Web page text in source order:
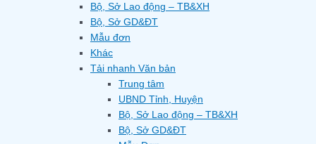
Bộ, Sở Lao động – TB&XH
Bộ, Sở GD&ĐT
Mẫu đơn
Khác
Tải nhanh Văn bản
Trung tâm
UBND Tỉnh, Huyện
Bộ, Sở Lao động – TB&XH
Bộ, Sở GD&ĐT